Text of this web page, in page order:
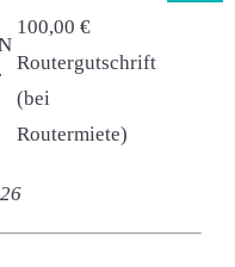
100,00 €
Routergutschrift
(bei
Routermiete)